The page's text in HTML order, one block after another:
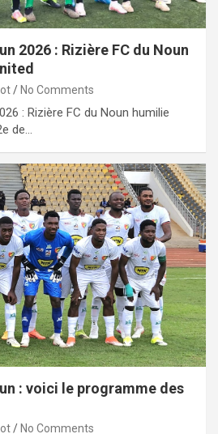
2026 : Rizière FC du Noun
No Comments
: Rizière FC du Noun humilie
de…
: voici le programme des
No Comments